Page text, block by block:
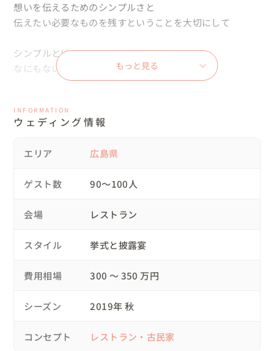
想いを伝えるためのシンプルさと
伝えたい必要なものを残すということを大切にして
シンプルとは
なにもないということではない
2019年秋
ご結婚式が滞りなく結ばれました
私にとって
キャスティングチームでつくったウェディング
ありがとう
私たちからもおふたりへ
少しずつ花嫁様へと育む
もっと見る
INFORMATION
ウェディング情報
エリア 広島県
ゲスト数 90〜100人
会場 レストラン
スタイル 挙式と披露宴
費用相場 300 〜 350 万円
シーズン 2019年 秋
コンセプト レストラン・古民家